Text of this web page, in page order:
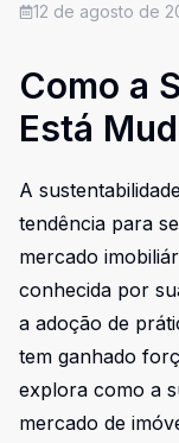
12 de agosto de
Como a
Está
A
tendência para
mercado
conhecida por
a adoção de
tem ganhado
explora como a
mercado de